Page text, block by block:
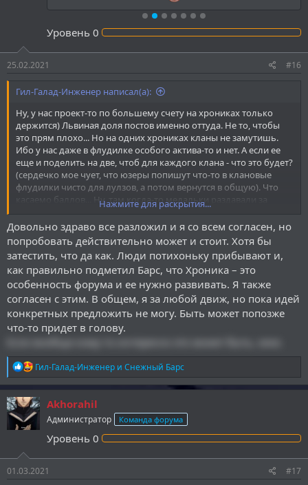
Уровень 0
25.02.2021 #16
Гил-Галад-Инженер написал(а):
Ну, у нас проект-то по большему счету на хрониках только
держится) Львиная доля постов именно оттуда. Не то, чтобы
это прям плохо... Но на одних хрониках кланы не замутишь.
Ибо у нас даже в флудилке особого актива-то и нет. А если ее
еще и поделить на две, чтоб для каждого клана - что это будет?
(сердечко мое чует, что юзеры попишут что-то в клановые
флудилки чисто для лулзов, а потом вернутся в общую). Что
касаемо баллов... Ну, там когда-то медальки раздавали за
привлечение людей на форум - так для них вроде даже
вкладки нет (поправьте если все-таки раздали, а я пропустил).
Аза участие - тут проблема в том. что ивенты у нас выглядят
примерно вот так: (хроника)(хроника)(хроника)(хроника)
(хроника)(мафия)(какой-то ивент о котором все забыли еще до
начала). Ах да, еще есть доска, за что пламенный респект
Локки. Но, опять же, как показывает мое сердце, на желание
писать плюшка в виде баллов не очень влияет. Вот, например,
прихожу я домой, понимаю, что нужно написать пост на
хронику/рассказ на доску. И в то же время понимаю, что моих
сил хватит на пару фраз, не больше. Поможет тут то, что мне за
этот пост баллов отсыплют? (Ладно, я тут уже прям
раскритиковался. На самом деле это не то чтобы моя позиция,
просто я пытаюсь найти подводные камни этого проекта).
Мб, когда будут более соревновательные конкурсы (почему у
нас до сих пор нет турнира по шахматам) тогда и можно будет
устраивать "бои за баллы" между кланами. Но чисто за актив в
хронике давать их не вижу смысла,потому что сам люблю
пропасть на пару ходиков
пробовать. Но:
1) Будет обидно, если придется отвлечь Боженек от более
Нажмите для раскрытия...
Довольно здраво все разложил и я со всем согласен, но
попробовать действительно может и стоит. Хотя бы
затестить, что да как. Люди потихоньку прибывают и,
как правильно подметил Барс, что Хроника – это
особенность форума и ее нужно развивать. Я также
согласен с этим. В общем, я за любой движ, но пока идей
конкретных предложить не могу. Быть может попозже
что-то придет в голову.
Р
е
а
к
ц
и
Гил-Галад-Инженер и Снежный Барс
Akhorahil
Администратор Команда форума
Уровень 0
01.03.2021 #17